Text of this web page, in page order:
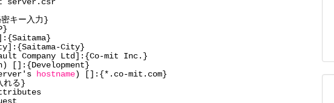
server.csr
キー入力}
City}
Company Ltd]:{Co-mit Inc.}
[]:{Development}
hostname) []:{*.co-mit.com}
れる}